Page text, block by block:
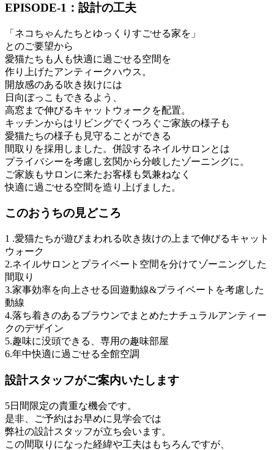
EPISODE-1：設計の工夫
「ネコちゃんたちとゆっくりすごせる家を」
とのご要望から
愛猫たちも人も快適に過ごせる空間を
作り上げたアンティークハウス。
開放感のある吹き抜けには
日向ぼっこもできるよう、
高窓まで伸びるキャットウォークを配置。
キッチンからはリビングでくつろぐご家族の様子も
愛猫たちの様子も見守ることができる
間取りを採用しました。併設するネイルサロンとは
プライバシーを考慮し玄関から分岐したゾーニングに。
ご家族もサロンに来たお客様も気兼ねなく
快適に過ごせる空間を造り上げました。
このおうちの見どころ
1 .愛猫たちが遊びまわれる吹き抜けの上まで伸びるキャット
ウォーク
2.ネイルサロンとプライベート空間を分けてゾーニングした
間取り
3.家事効率を向上させる回遊動線&プライベートを考慮した
動線
4.落ち着きのあるブラウンでまとめたナチュラルアンティー
クのデザイン
5.趣味に没頭できる、専用の趣味部屋
6.年中快適に過ごせる全館空調
設計スタッフがご案内いたします
5日間限定の貴重な機会です。
是非、ご予約はお早めに見学会では
弊社の設計スタッフが立ち会います。
この間取りになった経緯や工夫はもちろんですが、